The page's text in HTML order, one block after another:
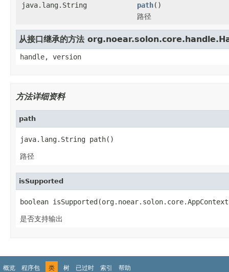
java.lang.String
path()
路径
从接口继承的方法
handle, version
方法详细资料
path
java.lang.String path()
路径
isSupported
boolean
是否支持输出
概览 程序包 类 树 已过时 索引 帮助